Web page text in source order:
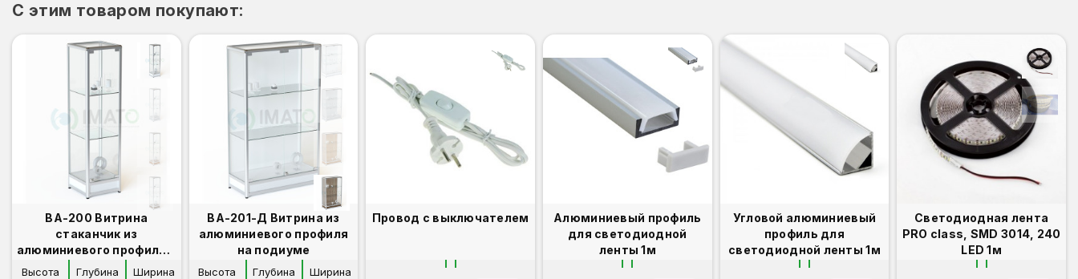
C этим товаром покупают:
ВА-200 Витрина
стаканчик из
алюминиевого профиля с
подиумом
Высота
Глубина
Ширина
ВА-201-Д Витрина из
алюминиевого профиля
на подиуме
Высота
Глубина
Ширина
Провод с выключателем
Алюминиевый профиль
для светодиодной
ленты 1м
Угловой алюминиевый
профиль для
светодиодной ленты 1м
Светодиодная лента
PRO class, SMD 3014, 240
LED 1м